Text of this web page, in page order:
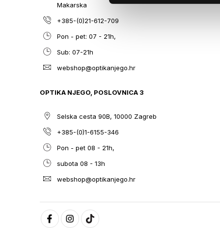
Makarska
+385-(0)21-612-709
Pon - pet: 07 - 21h,
Sub: 07-21h
webshop@optikanjego.hr
OPTIKA NJEGO, POSLOVNICA 3
Selska cesta 90B, 10000 Zagreb
+385-(0)1-6155-346
Pon - pet 08 - 21h,
subota 08 - 13h
webshop@optikanjego.hr